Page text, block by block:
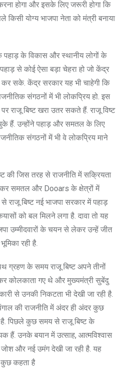
होगा और इसके लिए जरूरी होगा कि
योग्य भाजपा नेता को मंत्री बनाया
पहाड़ के विकास और स्थानीय लोगों के
से कोई ऐसा बड़ा चेहरा हो जो केंद्र
कर सके. केंद्र सरकार यह भी चाहेगी कि
संगठनों में भी लोकप्रिय हो. इस
राजू बिष्ट खरा उतर सकते हैं. राजू विष्ट
चुके हैं. उन्होंने पहाड़ और समतल के लिए
संगठनों में भी वे लोकप्रिय माने
की जिस तरह से राजनीति में सक्रियता
समतल और Dooars के क्षेत्रों में
राजू बिष्ट नई भाजपा सरकार में पहाड़
को बल मिलने लगा है. दावा तो यह
उम्मीदवारों के चयन से लेकर उन्हें जीत
रही है.
ग्रहण के समय राजू बिष्ट अपने तीनों
कोलकाता गए थे और मुख्यमंत्री सुबेंदु
से उनकी निकटता भी देखी जा रही है.
की राजनीति में अंदर ही अंदर कुछ
है. पिछले कुछ समय से राजू बिष्ट के
हैं. उनके बयान में उत्साह, आत्मविश्वास
और नई उमंग देखी जा रही है. यह
कहता है